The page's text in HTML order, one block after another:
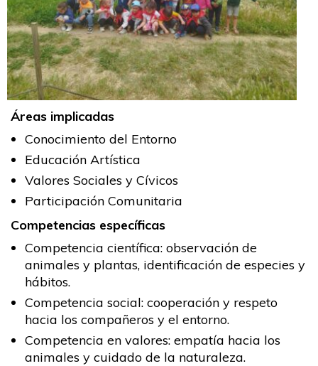
Áreas implicadas
Conocimiento del Entorno
Educación Artística
Valores Sociales y Cívicos
Participación Comunitaria
Competencias específicas
Competencia científica: observación de
animales y plantas, identificación de especies y
hábitos.
Competencia social: cooperación y respeto
hacia los compañeros y el entorno.
Competencia en valores: empatía hacia los
animales y cuidado de la naturaleza.